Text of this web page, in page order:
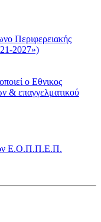
Περιφερειακής
2027»)
ο Εθνικος
& επαγγελματικού
Ε.Ο.Π.Π.Ε.Π.